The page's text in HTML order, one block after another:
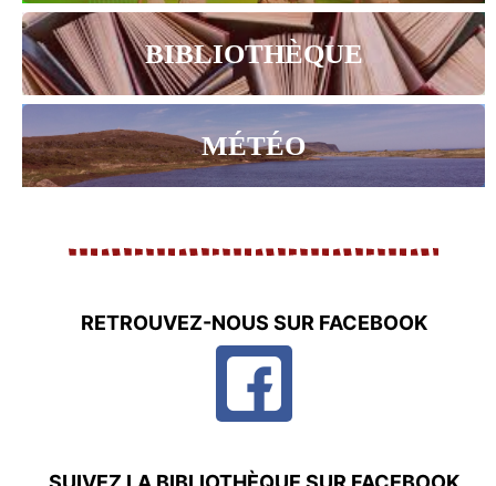
BIBLIOTHÈQUE
MÉTÉO
RETROUVEZ-NOUS SUR FACEBOOK